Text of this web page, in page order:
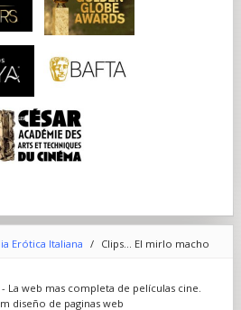
Erótica Italiana / Clips... El mirlo macho
La web mas completa de películas cine.
diseño de paginas web